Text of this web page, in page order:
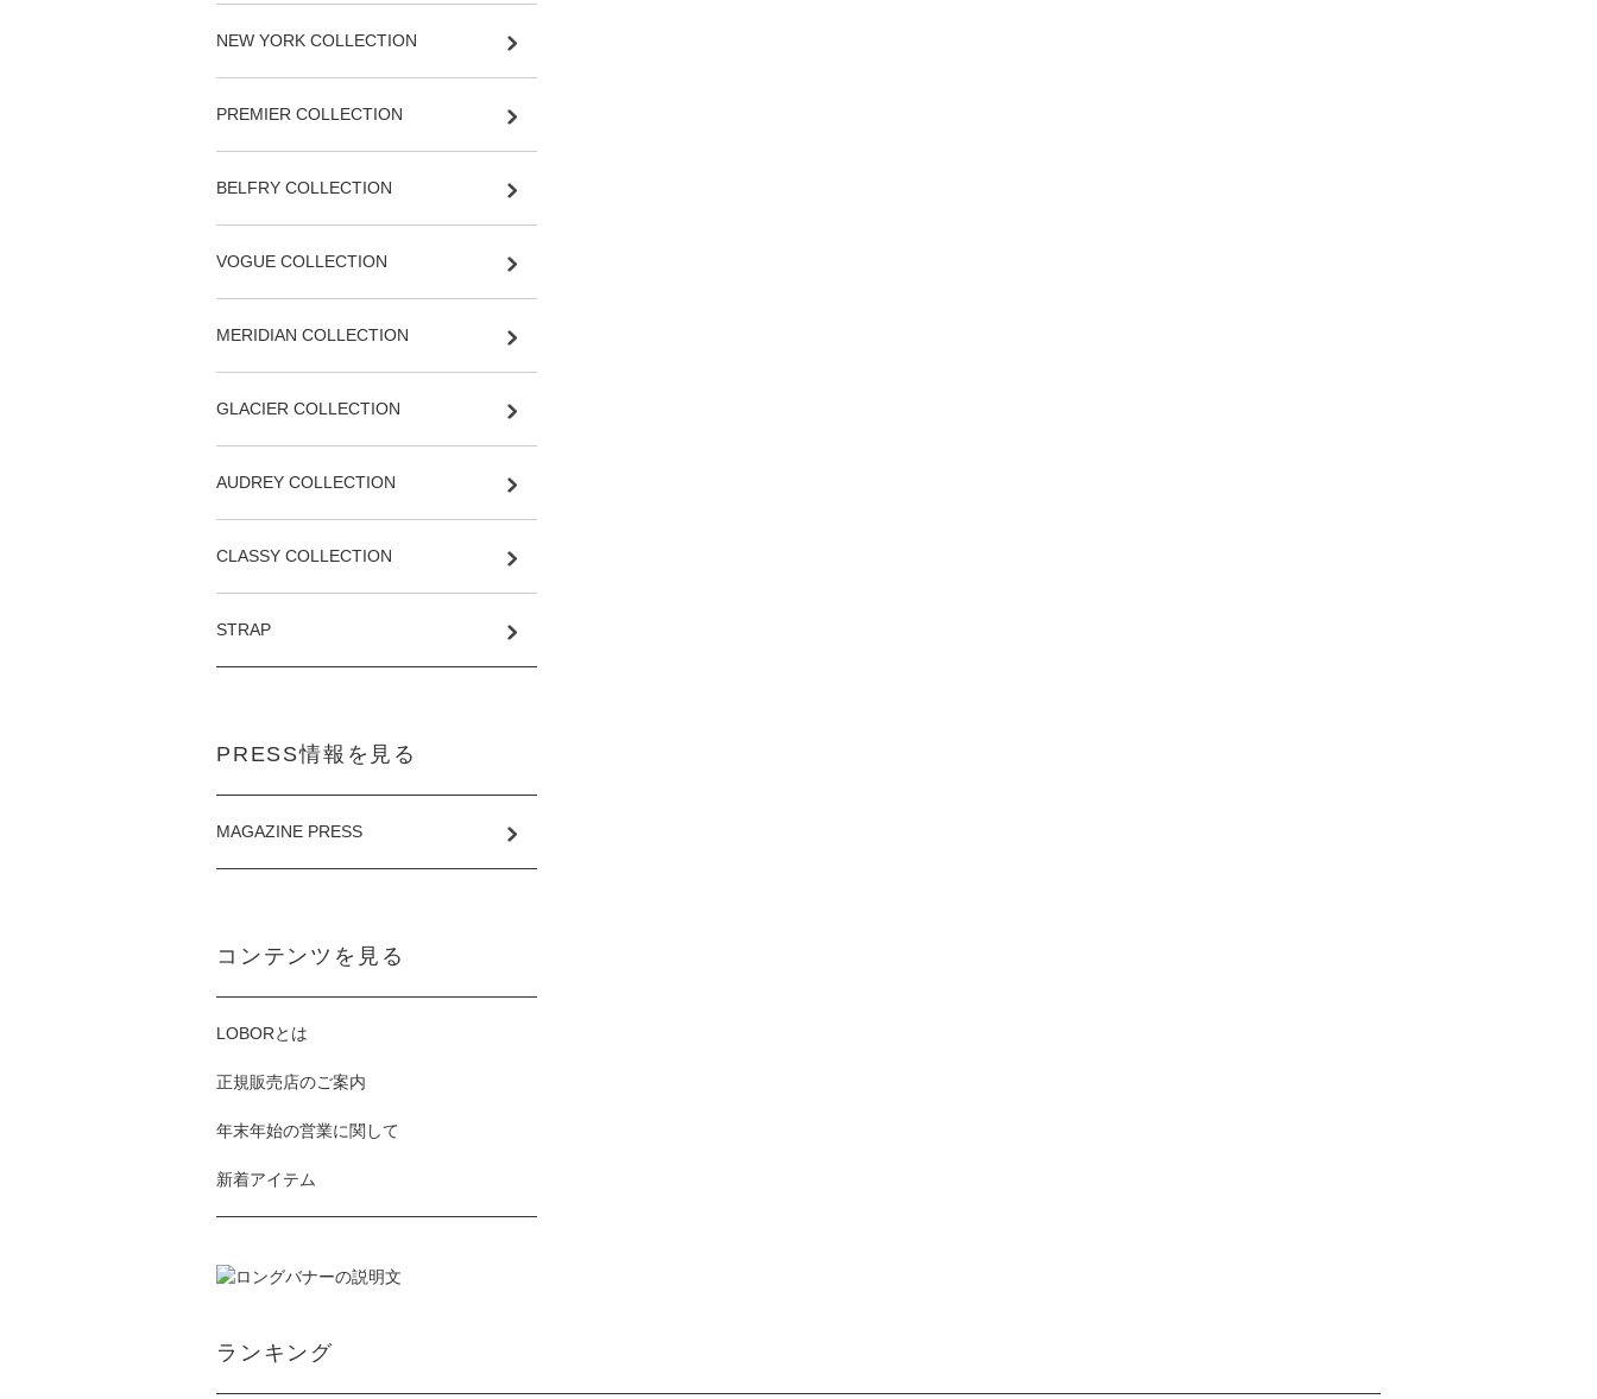
NEW YORK COLLECTION
PREMIER COLLECTION
BELFRY COLLECTION
VOGUE COLLECTION
MERIDIAN COLLECTION
GLACIER COLLECTION
AUDREY COLLECTION
CLASSY COLLECTION
STRAP
PRESS情報を見る
MAGAZINE PRESS
コンテンツを見る
LOBORとは
正規販売店のご案内
年末年始の営業に関して
新着アイテム
ランキング